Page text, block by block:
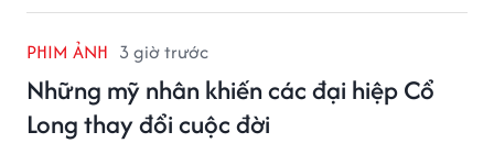
PHIM ẢNH 3 giờ trước
Những mỹ nhân khiến các đại hiệp Cổ
Long thay đổi cuộc đời